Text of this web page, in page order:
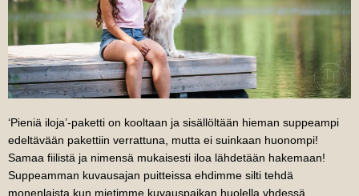
‘Pieniä iloja’-paketti on kooltaan ja sisällöltään hieman suppeampi
edeltävään pakettiin verrattuna, mutta ei suinkaan huonompi!
Samaa fiilistä ja nimensä mukaisesti iloa lähdetään hakemaan!
Suppeamman kuvausajan puitteissa ehdimme silti tehdä
monenlaista kun mietimme kuvauspaikan huolella yhdessä.